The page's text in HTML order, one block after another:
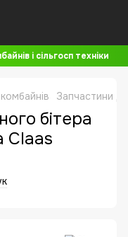
і сільгосп техніки
Запчастини
бітера
Claas